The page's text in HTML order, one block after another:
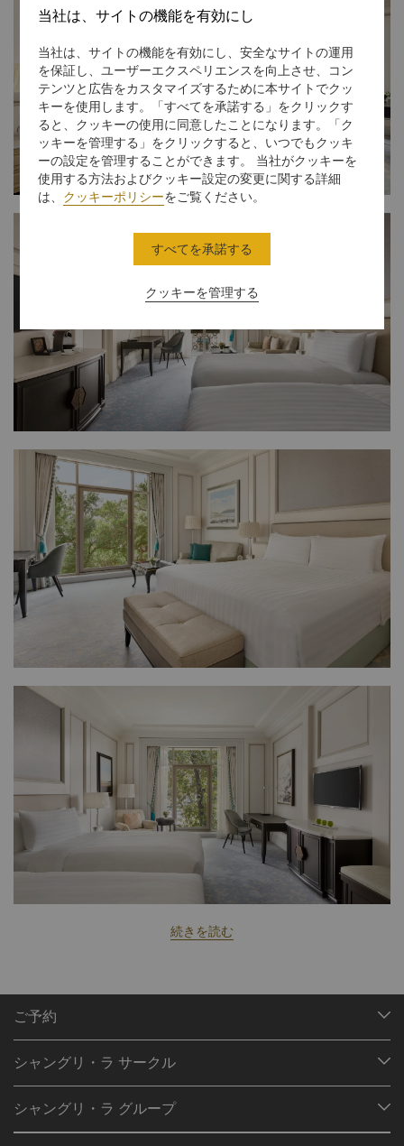
続きを読む
ご予約
ご予約の検索
レストラン＆バー
シャングリ・ラ サークル
シャングリ・ラ サークルに入会
シャングリ・ラ グループ
当社は、サイトの機能を有効にし
当社は、サイトの機能を有効にし、安全なサイトの運用
を保証し、ユーザーエクスペリエンスを向上させ、コン
テンツと広告をカスタマイズするために本サイトでクッ
キーを使用します。「すべてを承諾する」をクリックす
ると、クッキーの使用に同意したことになります。「ク
ッキーを管理する」をクリックすると、いつでもクッキ
ーの設定を管理することができます。 当社がクッキーを
使用する方法およびクッキー設定の変更に関する詳細
は、 クッキーポリシーをご覧ください。
クッキーを管理する
すべてを承諾する